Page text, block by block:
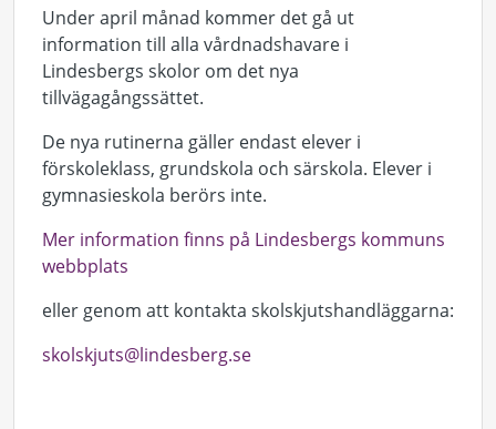
Under april månad kommer det gå ut
information till alla vårdnadshavare i
Lindesbergs skolor om det nya
tillvägagångssättet.
De nya rutinerna gäller endast elever i
förskoleklass, grundskola och särskola. Elever i
gymnasieskola berörs inte.
Mer information finns på Lindesbergs kommuns
webbplats
eller genom att kontakta skolskjutshandläggarna:
skolskjuts@lindesberg.se